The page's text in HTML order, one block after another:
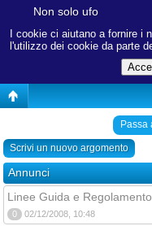
I cookie ci aiutano a fornire
l'utilizzo dei cookie da parte
Non solo ufo
Passa
Scrivi un nuovo argomento
Annunci
Linee Guida e
0 02/12/2008, 10:48